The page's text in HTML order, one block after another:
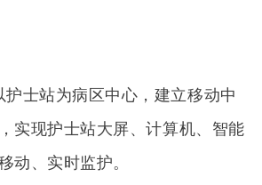
护士站为病区中心，建立移动中
实现护士站大屏、计算机、智能
动、实时监护。